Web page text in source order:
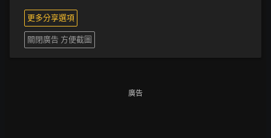
更多分享選項
關閉廣告 方便截圖
廣告